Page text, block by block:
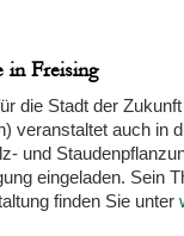
in Freising
die Stadt der
veranstaltet auch in
und
eingeladen. Sein
finden Sie unter